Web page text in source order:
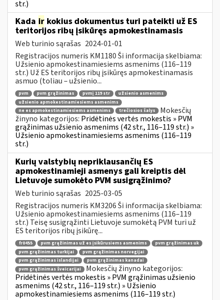
str.)
Kada ir kokius dokumentus turi pateikti už ES
teritorijos ribų įsikūręs apmokestinamasis
Web turinio sąrašas 2024-01-01
Registracijos numeris KM1180 Ši informacija skelbiama:
Užsienio apmokestinamiesiems asmenims (116–119
str.) Už ES teritorijos ribų įsikūręs apmokestinamasis
asmuo (toliau – užsienio...
pvm pvm grąžinimas pvmį 119 str
užsienio asmenims
užsienio apmokestinamiesiems asmenims
ne es apmokestinamiesiems asmenims
trečiosios šalys
Mokesčių
žinyno kategorijos: Pridėtinės vertės mokestis » PVM
grąžinimas užsienio asmenims (42 str., 116–119 str.) »
Užsienio apmokestinamiesiems asmenims (116–119
str.)
Kurių valstybių nepriklausančių ES
apmokestinamieji asmenys gali kreiptis dėl
Lietuvoje sumokėto PVM susigrąžinimo?
Web turinio sąrašas 2025-03-05
Registracijos numeris KM3206 Ši informacija skelbiama:
Užsienio apmokestinamiesiems asmenims (116–119
str.) Teisę susigrąžinti Lietuvoje sumokėtą PVM turi už
ES teritorijos ribų įsikūrę...
fr0455 pvm grąžinimas už es įsikūrusiems asmenims
pvm grąžinimas uk
pvm grąžinimas turkijai
pvm grąžinimas norvegijai
pvm grąžinimas islandijai
pvm grąžinimas kanadai
pvm grąžinimas šveicarijai
Mokesčių žinyno kategorijos:
Pridėtinės vertės mokestis » PVM grąžinimas užsienio
asmenims (42 str., 116–119 str.) » Užsienio
apmokestinamiesiems asmenims (116–119 str.)